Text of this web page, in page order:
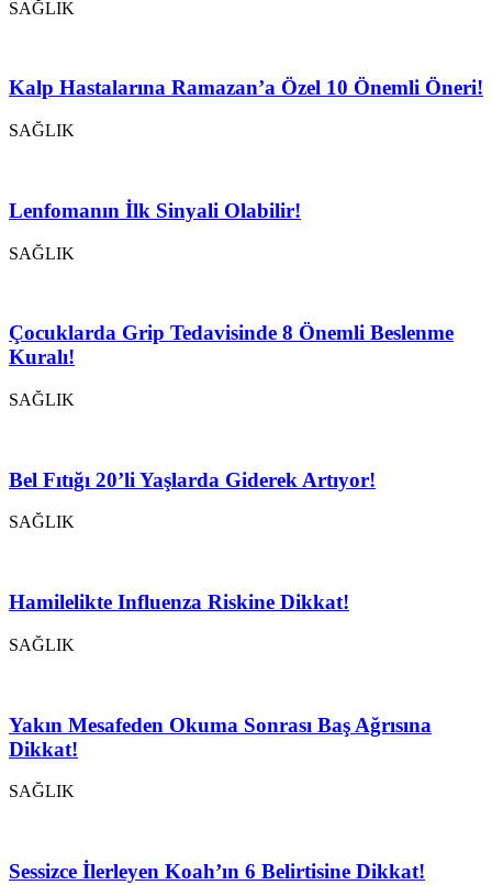
SAĞLIK
Kalp Hastalarına Ramazan’a Özel 10 Önemli Öneri!
SAĞLIK
Lenfomanın İlk Sinyali Olabilir!
SAĞLIK
Çocuklarda Grip Tedavisinde 8 Önemli Beslenme
Kuralı!
SAĞLIK
Bel Fıtığı 20’li Yaşlarda Giderek Artıyor!
SAĞLIK
Hamilelikte Influenza Riskine Dikkat!
SAĞLIK
Yakın Mesafeden Okuma Sonrası Baş Ağrısına
Dikkat!
SAĞLIK
Sessizce İlerleyen Koah’ın 6 Belirtisine Dikkat!